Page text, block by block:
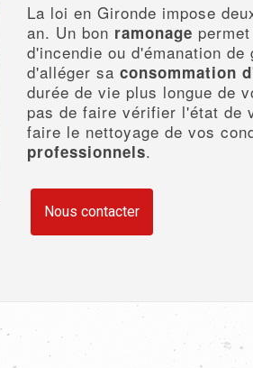
La loi en Gironde impose
an. Un bon ramonage
d'incendie ou d'émanation
d'alléger sa consommation
durée de vie plus longue de
pas de faire vérifier l'état de
faire le nettoyage de vos
professionnels.
Nous contacter